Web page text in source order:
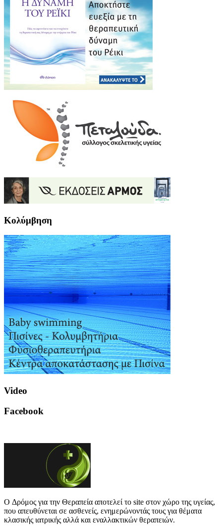
Κολύμβηση
Video
Facebook
O Δρόμος για την Θεραπεία αποτελεί το site στον χώρο της υγείας,
που απευθύνεται σε ασθενείς, ενημερώνοντάς τους για θέματα
κλασικής ιατρικής αλλά και εναλλακτικών θεραπειών.